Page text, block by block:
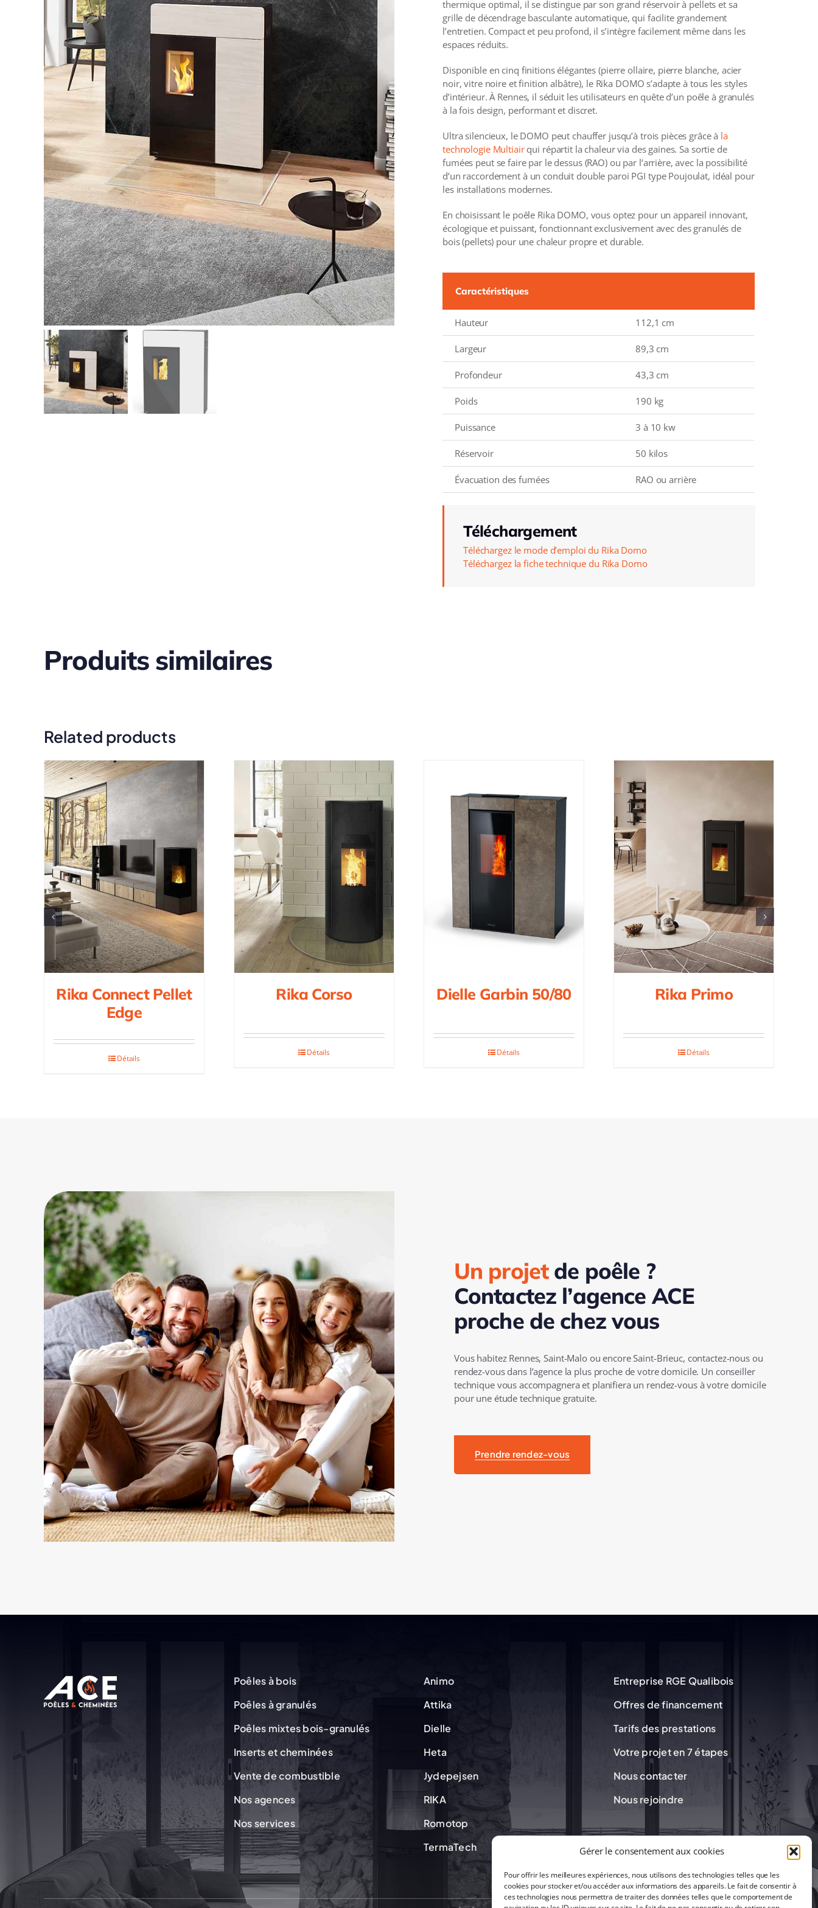
Gérer le consentement aux cookies
Pour offrir les meilleures expériences, nous utilisons des technologies telles que les
cookies pour stocker et/ou accéder aux informations des appareils. Le fait de consentir à
ces technologies nous permettra de traiter des données telles que le comportement de
thermique optimal, il se distingue par son grand réservoir à pellets et sa
grille de décendrage basculante automatique, qui facilite grandement
l’entretien. Compact et peu profond, il s’intègre facilement même dans les
espaces réduits.
Disponible en cinq finitions élégantes (pierre ollaire, pierre blanche, acier
noir, vitre noire et finition albâtre), le Rika DOMO s’adapte à tous les styles
d’intérieur. À Rennes, il séduit les utilisateurs en quête d’un poêle à granulés
à la fois design, performant et discret.
Ultra silencieux, le DOMO peut chauffer jusqu’à trois pièces grâce à la
technologie Multiairqui répartit la chaleur via des gaines. Sa sortie de
fumées peut se faire par le dessus (RAO) ou par l’arrière, avec la possibilité
d’un raccordement à un conduit double paroi PGI type Poujoulat, idéal pour
les installations modernes.
En choisissant le poêle Rika DOMO, vous optez pour un appareil innovant,
écologique et puissant, fonctionnant exclusivement avec des granulés de
bois (pellets) pour une chaleur propre et durable.
Caractéristiques
Hauteur 112,1 cm
Largeur 89,3 cm
Profondeur 43,3 cm
Poids 190 kg
Puissance 3 à 10 kw
Réservoir 50 kilos
Évacuation des fumées RAO ou arrière
Téléchargement
Téléchargez le mode d’emploi du Rika Domo
Téléchargez la fiche technique du Rika Domo
Produits similaires
Related products
Rika Connect Pellet
Edge
Détails
Rika Corso
Détails
Dielle Garbin 50/80
Détails
Rika Primo
Détails
Un projetde poêle ?
Contactez l’agence ACE
proche de chez vous
Vous habitez Rennes, Saint-Malo ou encore Saint-Brieuc, contactez-nous ou
rendez-vous dans l’agence la plus proche de votre domicile. Un conseiller
technique vous accompagnera et planifiera un rendez-vous à votre domicile
pour une étude technique gratuite.
Prendre rendez-vous
Poêles à bois
Poêles à granulés
Poêles mixtes bois-granulés
Inserts et cheminées
Vente de combustible
Nos agences
Nos services
Animo
Attika
Dielle
Heta
Jydepejsen
RIKA
Romotop
TermaTech
Entreprise RGE Qualibois
Offres de financement
Tarifs des prestations
Votre projet en 7 étapes
Nous contacter
Nous rejoindre